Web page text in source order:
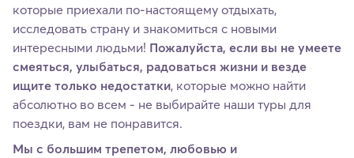
которые приехали по-настоящему отдыхать,
исследовать страну и знакомиться с новыми
интересными людьми! Пожалуйста, если вы не умеете
смеяться, улыбаться, радоваться жизни и везде
ищите только недостатки, которые можно найти
абсолютно во всем - не выбирайте наши туры для
поездки, вам не понравится.
Мы с большим трепетом, любовью и